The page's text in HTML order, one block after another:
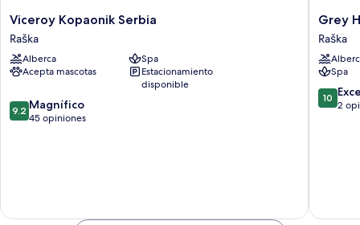
Viceroy
Kopaonik
Serbia
Raška
Viceroy Kopaonik Serbia
Raška
Alberca
Spa
Acepta mascotas
Estacionamiento
disponible
9.2
de
9.2 Magnífico
45 opiniones
Grey
Hotel
Raška
Grey
Raška
Spa
10.0
de
10
2